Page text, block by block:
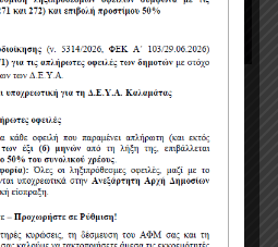
1 – Paper Pouch
vehicula. Lorem ipsum
adipiscing elit. Sed
ullamcorper diam feugiat